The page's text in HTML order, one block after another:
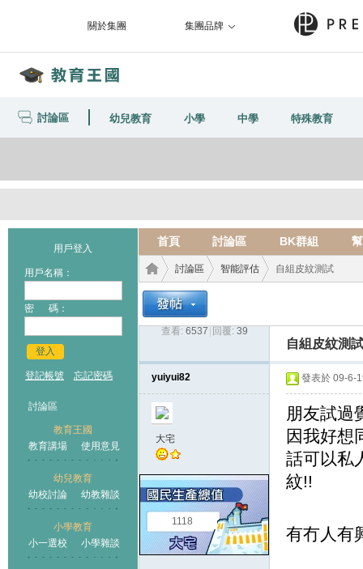
關於集團 集團品牌
討論區 幼兒教育 小學 中學 特殊教育
用戶登入
用戶名稱：
密 碼：
登入
登記帳號 忘記密碼
討論區
教育王國
教育講場
使用意見
幼兒教育
幼校討論
幼教雜談
小學教育
小一選校
小學雜談
首頁 討論區 BK群組
王國
›
討論區
›
智能評估 自組皮紋測試
查看: 6537 回覆: 39
自組皮紋測試
yuiyui82
大宅
1118
發表於 09-6-
朋友試過
因我好想
話可以私
紋!!
有冇人有